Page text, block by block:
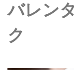
バレン
ク